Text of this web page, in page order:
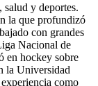
salud y deportes.
la que profundizó
con grandes
Nacional de
en hockey sobre
la Universidad
como